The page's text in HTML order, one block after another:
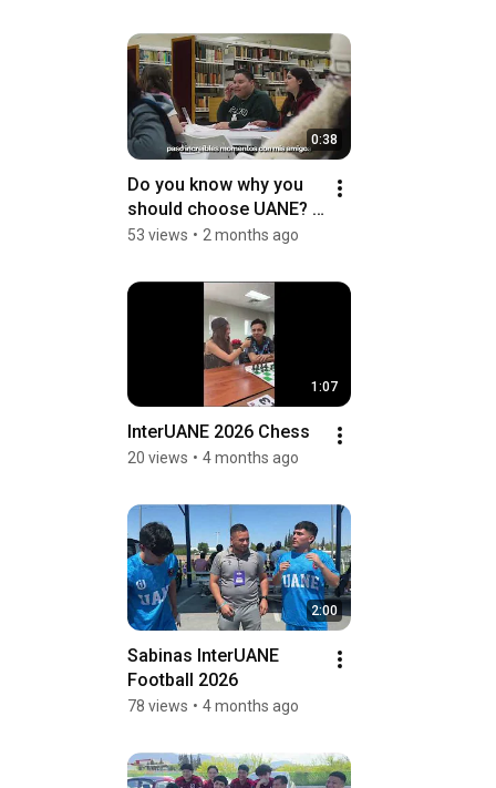
0:38
Do you know why you
should choose UANE?
🎓
53 views • 2 months ago
1:07
InterUANE 2026 Chess
20 views • 4 months ago
2:00
Sabinas InterUANE
Football 2026
78 views • 4 months ago